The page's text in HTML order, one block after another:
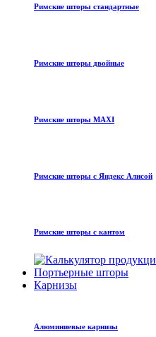
Римские шторы стандартные
Римские шторы двойные
Римские шторы MAXI
Римские шторы с Яндекс Алисой
Римские шторы с кантом
Портьерные шторы
Карнизы
Алюминиевые карнизы